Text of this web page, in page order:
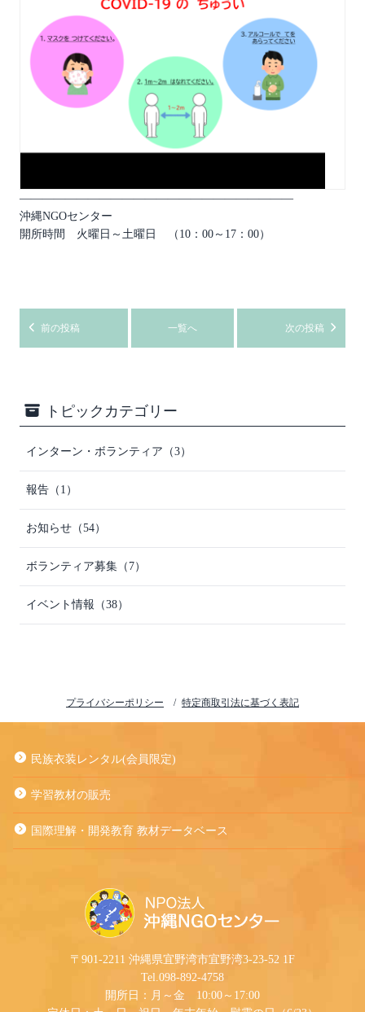
――――――――――――――――――――――――
沖縄NGOセンター
開所時間 火曜日～土曜日 （10：00～17：00）
前の投稿 一覧へ 次の投稿
トピックカテゴリー
インターン・ボランティア（3）
報告（1）
お知らせ（54）
ボランティア募集（7）
イベント情報（38）
プライバシーポリシー 特定商取引法に基づく表記
民族衣装レンタル(会員限定)
学習教材の販売
国際理解・開発教育 教材データベース
〒901-2211 沖縄県宜野湾市宜野湾3-23-52 1F
Tel.098-892-4758
開所日：月～金 10:00～17:00